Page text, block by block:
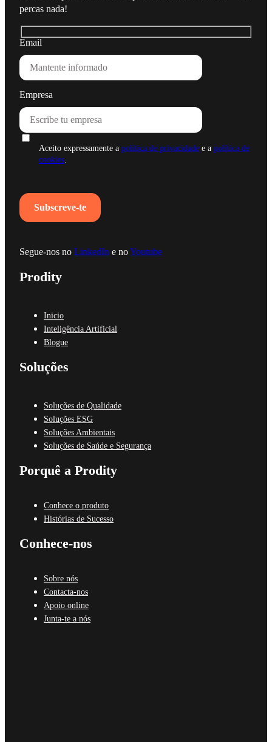
percas nada!
Email
Empresa
Aceito expressamente a política de privacidade e a política de
cookies
Segue-nos no LinkedIn e noYoutube
Prodity
Inicio
Inteligência Artificial
Blogue
Soluções
Soluções de Qualidade
Soluções ESG
Soluções Ambientais
Soluções de Saúde e Segurança
Porquê a Prodity
Conhece o produto
Histórias de Sucesso
Conhece-nos
Sobre nós
Contacta-nos
Apoio online
Junta-te a nós